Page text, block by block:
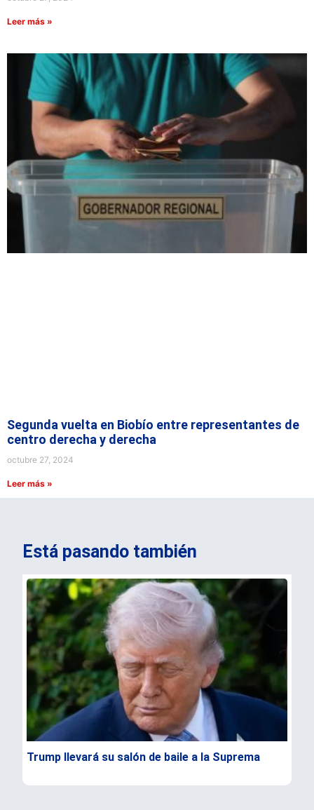
Leer más »
Segunda vuelta en Biobío entre representantes de
centro derecha y derecha
octubre 27, 2024
Leer más »
Está pasando también
Trump llevará su salón de baile a la Suprema